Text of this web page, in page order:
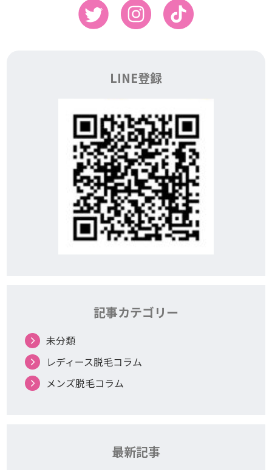
LINE登録
記事カテゴリー
未分類
レディース脱毛コラム
メンズ脱毛コラム
最新記事